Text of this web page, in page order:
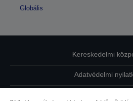
Globális
Kereskedelmi
Adatvédelmi